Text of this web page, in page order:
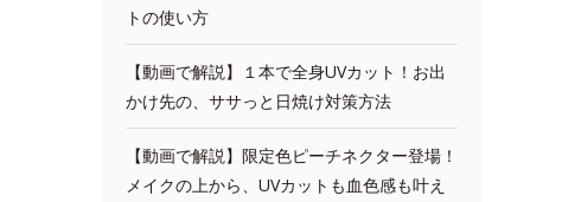
トの使い方
【動画で解説】１本で全身UVカット！お出
かけ先の、ササっと日焼け対策方法
【動画で解説】限定色ピーチネクター登場！
メイクの上から、UVカットも血色感も叶え